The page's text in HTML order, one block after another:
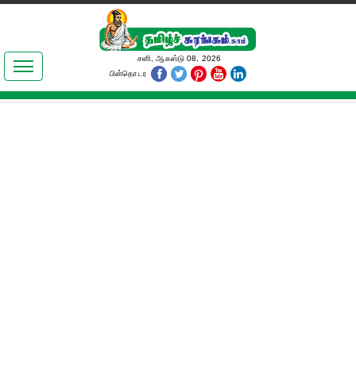
இலக்கியங்கள்
தமிழ் உலகம்
சனி, ஆகஸ்டு 08, 2026
பின்தொடர